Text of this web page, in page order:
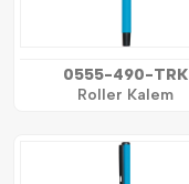
0555-490-TRK
Roller Kalem